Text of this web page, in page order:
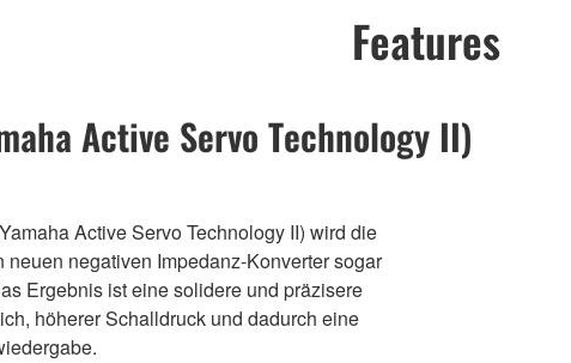
Features
Active Servo Technology II)
Active Servo Technology II) wird die
negativen Impedanz-Konverter sogar
Ergebnis ist eine solidere und präzisere
höherer Schalldruck und dadurch eine